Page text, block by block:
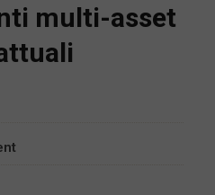
multi-asset